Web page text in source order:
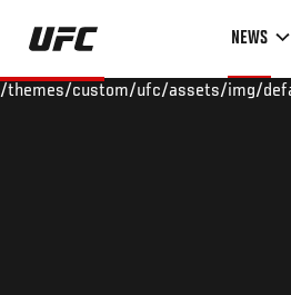
Skip
main
NEWS
/themes/custom/ufc/assets/img/